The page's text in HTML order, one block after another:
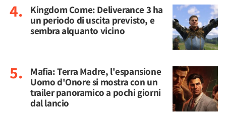
Kingdom Come: Deliverance 3 ha
un periodo di uscita previsto, e
sembra alquanto vicino
Mafia: Terra Madre, l'espansione
Uomo d'Onore si mostra con un
trailer panoramico a pochi giorni
dal lancio